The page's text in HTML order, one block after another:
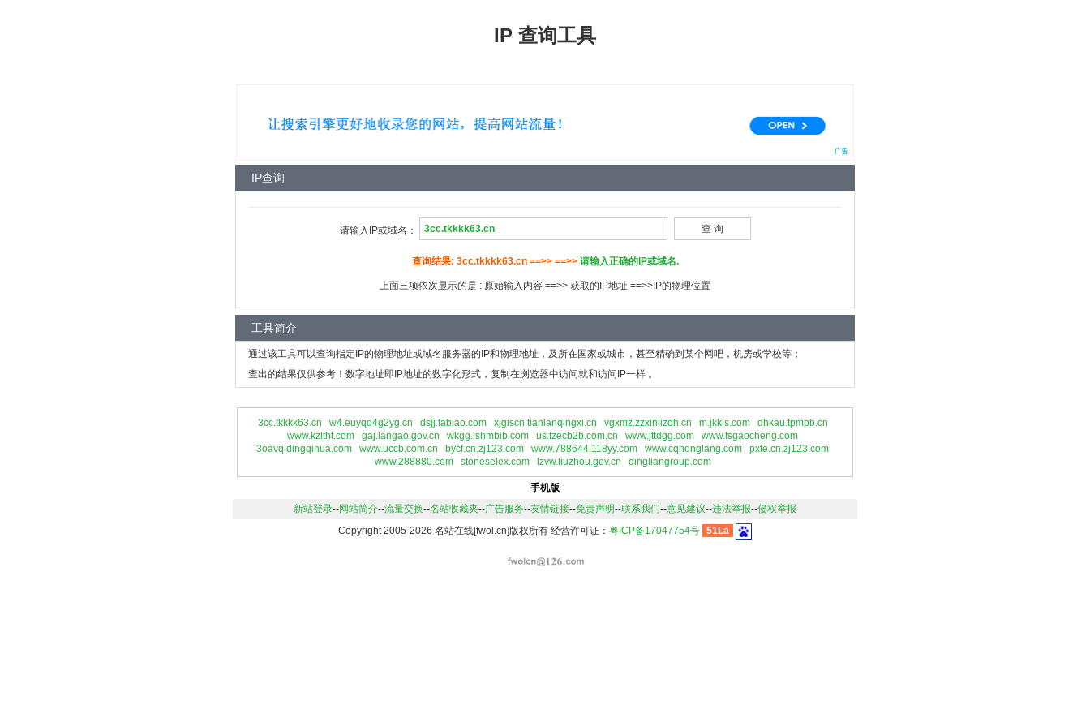
IP 查询工具
IP查询
请输入IP或域名：
查询结果: 3cc.tkkkk63.cn ==>> ==>> 请输入正确的IP或域名.
上面三项依次显示的是 : 原始输入内容 ==>> 获取的IP地址 ==>>IP的物理位置
工具简介
通过该工具可以查询指定IP的物理地址或域名服务器的IP和物理地址，及所在国家或城市，甚至精确到某个网吧，机房或学校等；
查出的结果仅供参考！数字地址即IP地址的数字化形式，复制在浏览器中访问就和访问IP一样 。
3cc.tkkkk63.cn w4.euyqo4g2yg.cn dsjj.fabiao.com xjgiscn.tianlanqingxi.cn vgxmz.zzxinlizdh.cn m.jkkls.com
dhkau.tpmpb.cn
www.kzltht.com
gaj.langao.gov.cn wkgg.lshmbib.com us.fzecb2b.com.cn www.jttdgg.com
www.fsgaocheng.com
3oavq.dingqihua.com
www.uccb.com.cn bycf.cn.zj123.com www.788644.118yy.com www.cqhonglang.com
pxte.cn.zj123.com
www.288880.com
stoneselex.com lzvw.liuzhou.gov.cn qingliangroup.com
手机版
新站登录--网站简介--流量交换--名站收藏夹--广告服务--友情链接--免责声明--联系我们--意见建议--违法举报--侵权举报
Copyright 2005-2026 名站在线[fwol.cn]版权所有 经营许可证： 粤ICP备17047754号 51La